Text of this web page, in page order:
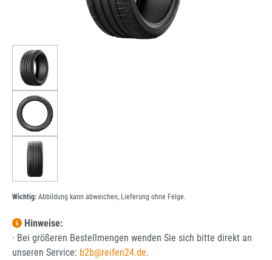
Wichtig: Abbildung kann abweichen, Lieferung ohne Felge.
Hinweise:
· Bei größeren Bestellmengen wenden Sie sich bitte direkt an
unseren Service: b2b@reifen24.de.